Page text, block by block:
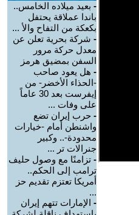
- بعيد ميلاده الخامس..
باندا عملاقة يحتفل
بكعكة من التفاح والأ ...
- شركة بحرية تعلن عن
معدل حركة مرور
السفن بمضيق هرمز
- هل يعود صاحب
-الحذاء الأخضر- من
إيفرست بعد 30 عاماً
على وفات ...
- حرب إيران تضع
واشنطن أمام -خيارات
محدودة-.. وكبير
جنرالات تر ...
- تزامنًا مع وصول حليف
ترامب إلى الحكم..
أمريكا تعتزم تقديم حز
...
- الإمارات تتهم إيران